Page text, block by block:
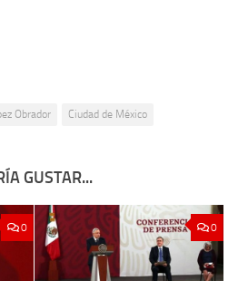
Obrador Ciudad de México
GUSTAR...
0 0